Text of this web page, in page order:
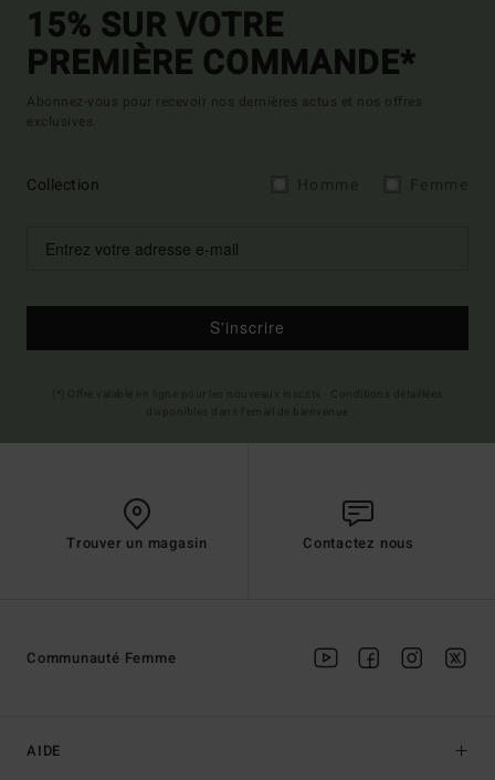
15% SUR VOTRE
PREMIÈRE COMMANDE*
Abonnez-vous pour recevoir nos dernières actus et nos offres
exclusives.
Collection
S'inscrire
Trouver un magasin Contactez nous
AIDE
Communauté Femme